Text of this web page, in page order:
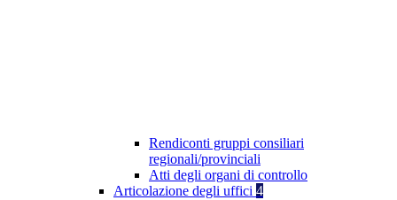
Rendiconti gruppi consiliari
regionali/provinciali
Atti degli organi di controllo
Articolazione degli uffici 4